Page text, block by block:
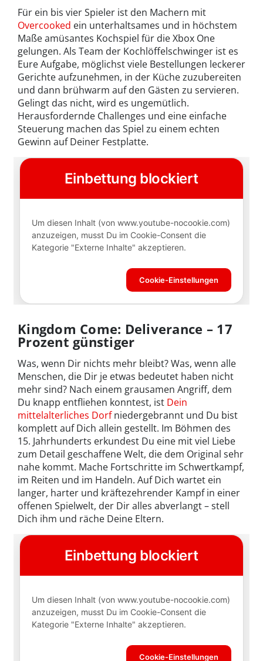
Für ein bis vier Spieler ist den Machern mit
Overcooked ein unterhaltsames und in höchstem
Maße amüsantes Kochspiel für die Xbox One
gelungen. Als Team der Kochlöffelschwinger ist es
Eure Aufgabe, möglichst viele Bestellungen leckerer
Gerichte aufzunehmen, in der Küche zuzubereiten
und dann brühwarm auf den Gästen zu servieren.
Gelingt das nicht, wird es ungemütlich.
Herausfordernde Challenges und eine einfache
Steuerung machen das Spiel zu einem echten
Gewinn auf Deiner Festplatte.
Kingdom Come: Deliverance – 17
Prozent günstiger
Was, wenn Dir nichts mehr bleibt? Was, wenn alle
Menschen, die Dir je etwas bedeutet haben nicht
mehr sind? Nach einem grausamen Angriff, dem
Du knapp entfliehen konntest, ist Dein
mittelalterliches Dorfniedergebrannt und Du bist
komplett auf Dich allein gestellt. Im Böhmen des
15. Jahrhunderts erkundest Du eine mit viel Liebe
zum Detail geschaffene Welt, die dem Original sehr
nahe kommt. Mache Fortschritte im Schwertkampf,
im Reiten und im Handeln. Auf Dich wartet ein
langer, harter und kräftezehrender Kampf in einer
offenen Spielwelt, der Dir alles abverlangt – stell
Dich ihm und räche Deine Eltern.